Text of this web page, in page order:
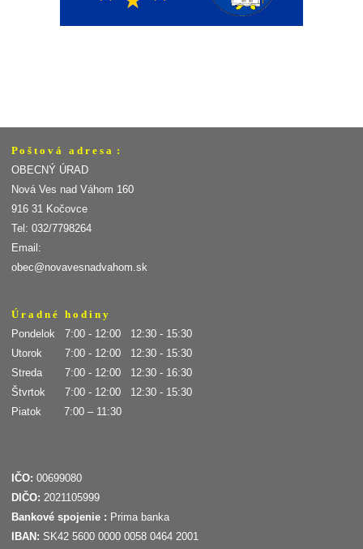
P o š t o v á a d r e s a :
OBECNÝ ÚRAD
Nová Ves nad Váhom 160
916 31 Kočovce
Tel: 032/7798264
Email:
obec@novavesnadvahom.sk
Ú r a d n é h o d i n y
Pondelok 7:00 - 12:00 12:30 - 15:30
Utorok 7:00 - 12:00 12:30 - 15:30
Streda 7:00 - 12:00 12:30 - 16:30
Štvrtok 7:00 - 12:00 12:30 - 15:30
Piatok 7:00 – 11:30
IČO: 00699080
DIČO: 2021105999
Bankové spojenie : Prima banka
IBAN: SK42 5600 0000 0058 0464 2001